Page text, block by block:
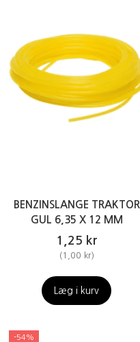
BENZINSLANGE TRAKTOR
GUL 6,35 X 12 MM
1,25 kr
(1,00 kr)
Læg i kurv
-54%